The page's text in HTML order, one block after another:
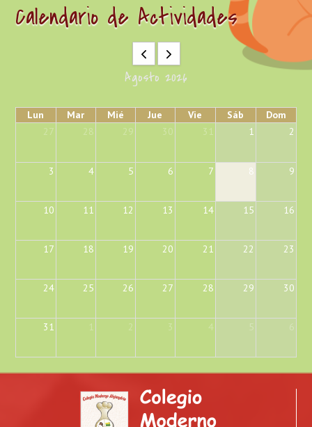
Calendario de Actividades
Agosto 2026
Lun Mar Mié Jue Vie Sáb
Dom
27
28 29 30 31 1 2
3 4 5 6 7 8 9
10 11 12 13 14 15 16
17 18 19 20 21 22 23
24 25 26 27 28 29 30
31 1 2 3 4 5 6